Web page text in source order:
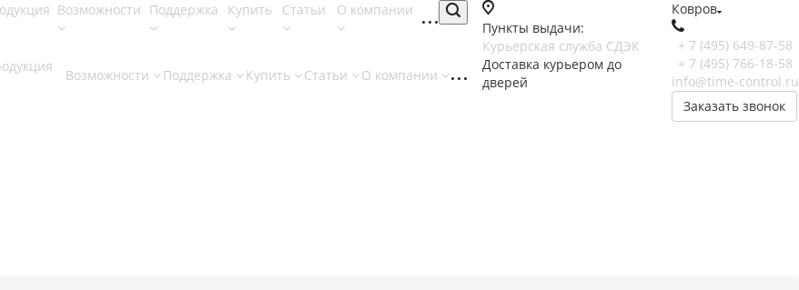
Ковров
+ 7 (495) 649-87-58
+ 7 (495) 766-18-58
info@time-control.ru
Заказать звонок
Пункты выдачи:
Курьерская служба СДЭК
Доставка курьером до
дверей
Возможности Поддержка Купить Статьи О компании
Возможности Поддержка Купить Статьи О компании